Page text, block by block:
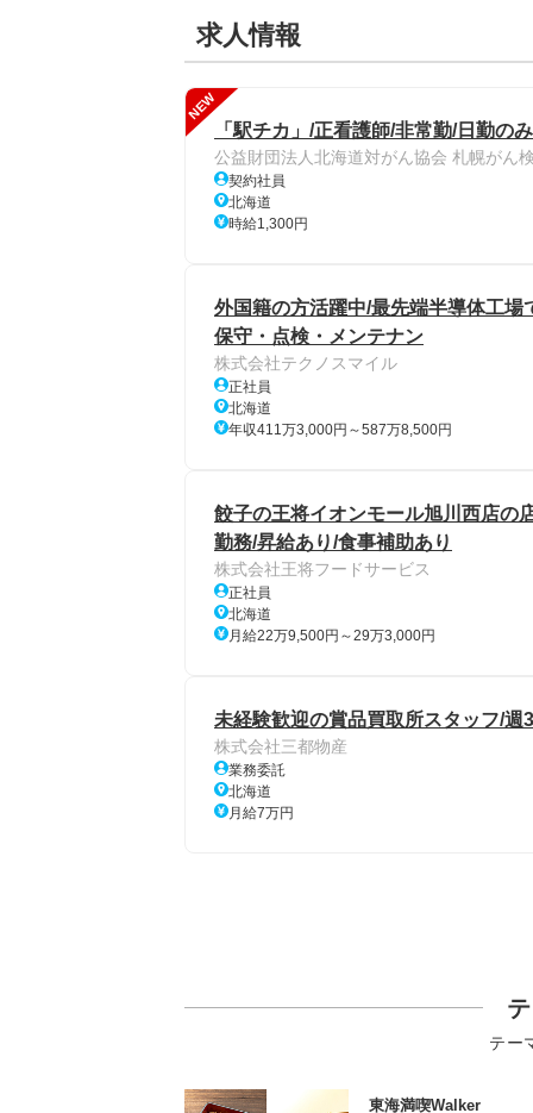
求人情報
NEW
「駅チカ」/正看護師/非常勤/日勤の
公益財団法人北海道対がん協会 札幌がん
契約社員
北海道
時給1,300円
外国籍の方活躍中/最先端半導体工
保守・点検・メンテナン
株式会社テクノスマイル
正社員
北海道
年収411万3,000円～587万8,500円
餃子の王将イオンモール旭川西店の
勤務/昇給あり/食事補助あり
株式会社王将フードサービス
正社員
北海道
月給22万9,500円～29万3,000円
未経験歓迎の賞品買取所スタッフ/
株式会社三都物産
業務委託
北海道
月給7万円
テー
東海満喫Walker